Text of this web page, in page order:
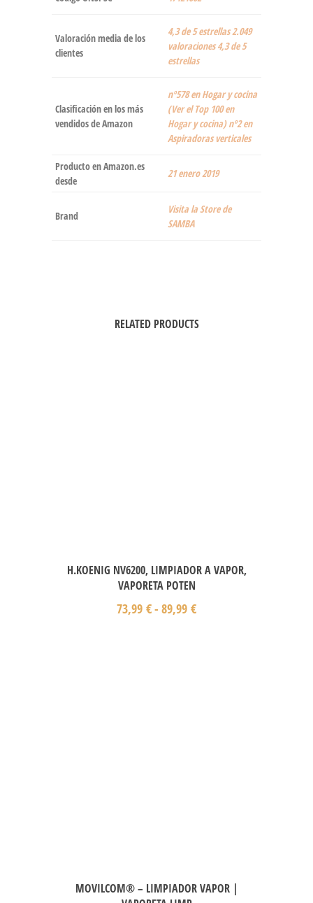
Valoración media de los
clientes
4,3 de 5 estrellas 2.049
valoraciones 4,3 de 5
estrellas
Clasificación en los más
vendidos de Amazon
nº578 en Hogar y cocina
(Ver el Top 100 en
Hogar y cocina) nº2 en
Aspiradoras verticales
Producto en Amazon.es
desde
21 enero 2019
Brand
Visita la Store de
SAMBA
RELATED PRODUCTS
H.KOENIG NV6200, LIMPIADOR A VAPOR,
VAPORETA POTEN
73,99 €- 89,99 €
MOVILCOM® – LIMPIADOR VAPOR |